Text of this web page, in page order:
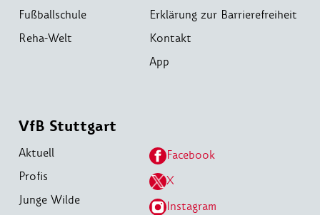
Fußballschule
Reha-Welt
Erklärung zur Barrierefreiheit
Kontakt
App
VfB Stuttgart
Aktuell
Profis
Junge Wilde
Facebook
X
Instagram